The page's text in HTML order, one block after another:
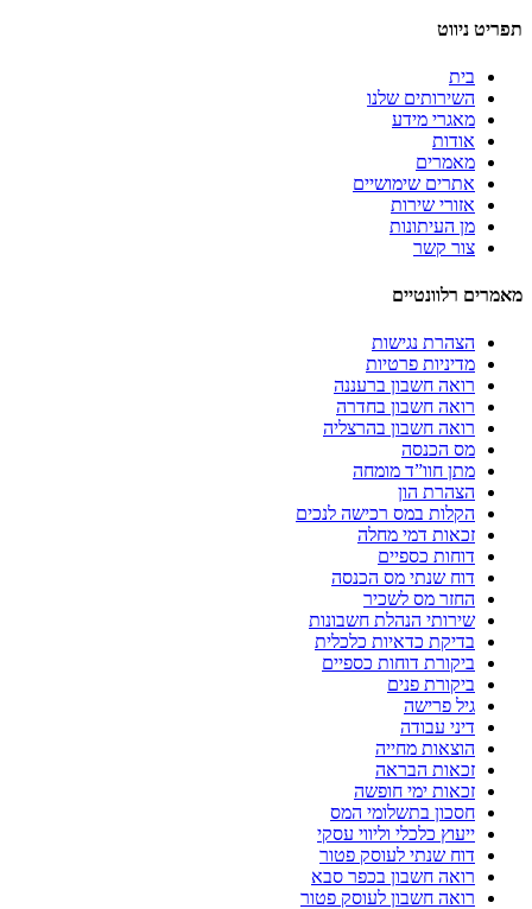
תפריט ניווט
בית
השירותים שלנו
מאגרי מידע
אודות
מאמרים
אתרים שימושיים
אזורי שירות
מן העיתונות
צור קשר
מאמרים רלוונטיים
הצהרת נגישות
מדיניות פרטיות
רואה חשבון ברעננה
רואה חשבון בחדרה
רואה חשבון בהרצליה
מס הכנסה
מתן חוו”ד מומחה
הצהרת הון
הקלות במס רכישה לנכים
זכאות דמי מחלה
דוחות כספיים
דוח שנתי מס הכנסה
החזר מס לשכיר
שירותי הנהלת חשבונות
בדיקת כדאיות כלכלית
ביקורת דוחות כספיים
ביקורת פנים
גיל פרישה
דיני עבודה
הוצאות מחייה
זכאות הבראה
זכאות ימי חופשה
חסכון בתשלומי המס
ייעוץ כלכלי וליווי עסקי
דוח שנתי לעוסק פטור
רואה חשבון בכפר סבא
רואה חשבון לעוסק פטור